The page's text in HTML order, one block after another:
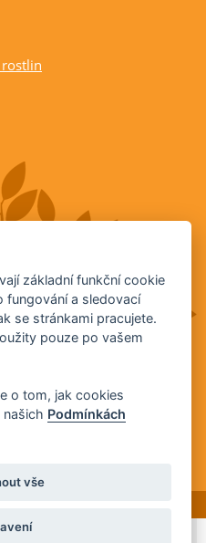
základní funkční cookie
fungování a sledovací
se stránkami pracujete.
pouze po vašem
o tom, jak cookies
našich Podmínkách
vše